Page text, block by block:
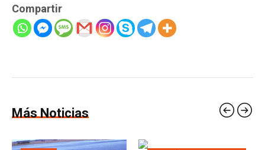
Compartir
Más Noticias